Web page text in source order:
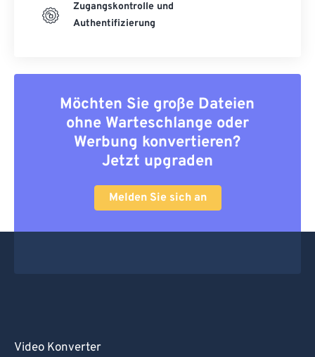
Zugangskontrolle und
Authentifizierung
Möchten Sie große Dateien
ohne Warteschlange oder
Werbung konvertieren?
Jetzt upgraden
Melden Sie sich an
Video Konverter